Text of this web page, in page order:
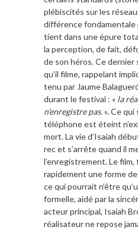
plébiscités sur les
différence fondamentale
tient dans une épure
la perception, de fait,
de son héros. Ce dernier
qu’il filme, rappelant
tenu par Jaume
durant le festival : « la
n’enregistre pas. ». Ce
téléphone est éteint
mort. La vie d’Isaiah
rec et s’arrête quand il
l’enregistrement. Le
rapidement une forme
ce qui pourrait n’être
formelle, aidé par la
acteur principal, Isaiah
réalisateur ne repose